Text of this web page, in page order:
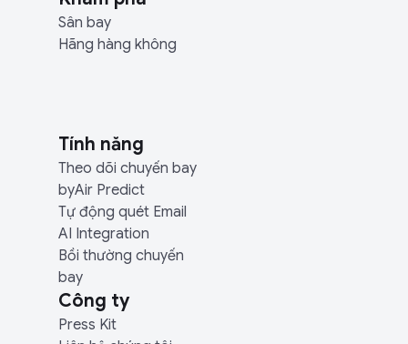
Sân bay
Hãng hàng không
Tính năng
Theo dõi chuyến bay
byAir Predict
Tự động quét Email
AI Integration
Bồi thường chuyến
bay
Công ty
Press Kit